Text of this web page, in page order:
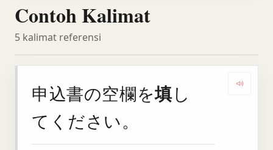
Contoh Kalimat
5 kalimat referensi
申込書の空欄を填し
てください。